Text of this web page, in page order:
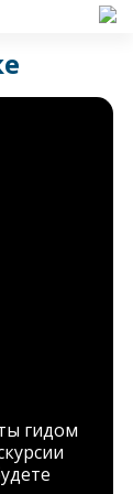
гидом